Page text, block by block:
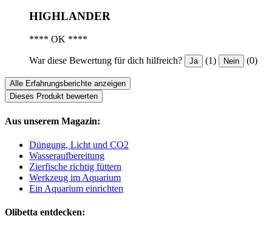
HIGHLANDER
**** OK ****
War diese Bewertung für dich hilfreich? Ja (1) Nein (0)
Alle Erfahrungsberichte anzeigen
Dieses Produkt bewerten
Aus unserem Magazin:
Düngung, Licht und CO2
Wasseraufbereitung
Zierfische richtig füttern
Werkzeug im Aquarium
Ein Aquarium einrichten
Olibetta entdecken: